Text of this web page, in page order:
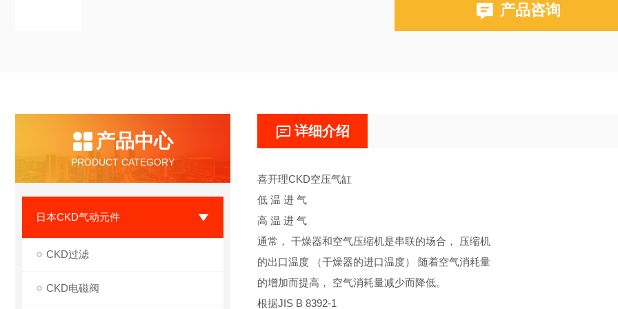
产品咨询
产品中心
PRODUCT CATEGORY
日本CKD气动元件
CKD过滤
CKD电磁阀
详细介绍
喜开理CKD空压气缸
低 温 进 气
高 温 进 气
通常， 干燥器和空气压缩机是串联的场合， 压缩机
的出口温度 （干燥器的进口温度） 随着空气消耗量
的增加而提高， 空气消耗量减少而降低。
根据JIS B 8392-1